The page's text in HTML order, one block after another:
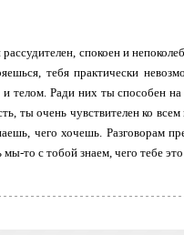
спокоен и
тебя практически
телом. Ради них ты способен
ты очень чувствителен ко
чего хочешь. Разговорам
то с тобой знаем, чего тебе